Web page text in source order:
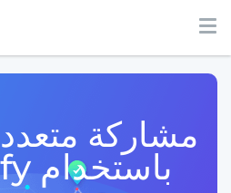
مشاركة
باستخدام Donglify